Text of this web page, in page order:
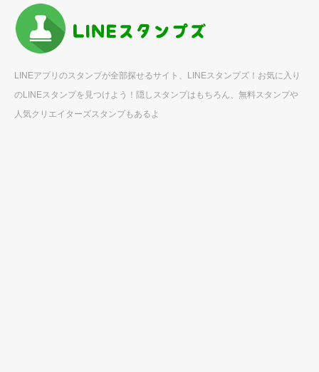
LINEアプリのスタンプが全部探せるサイト、LINEスタンプズ！お気に入り
のLINEスタンプを見つけよう！隠しスタンプはもちろん、無料スタンプや
人気クリエイターズスタンプもあるよ